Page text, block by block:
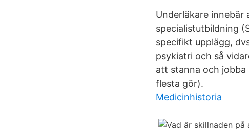
Underläkare
specialistutbildning
specifikt upplägg,
psykiatri och så
att stanna och jobba
flesta gör).
Medicinhistoria